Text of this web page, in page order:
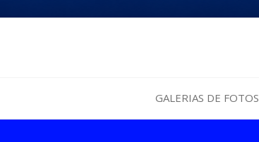
GALERIAS DE FOTOS